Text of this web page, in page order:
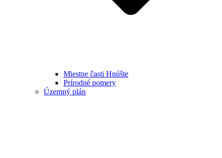
Miestne časti Hnúšte
Prírodné pomery
Územný plán